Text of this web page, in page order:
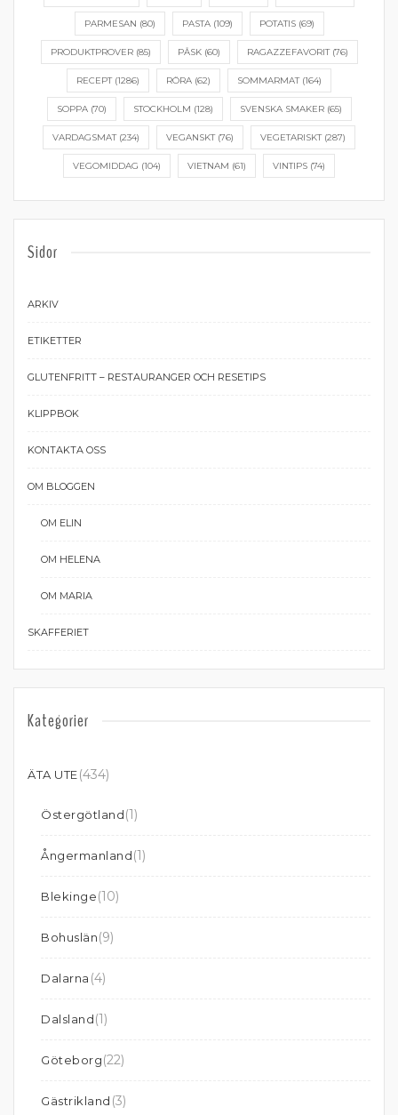
PARMESAN (80) PASTA(109) POTATIS(69)
PRODUKTPROVER(85) PÅSK(60) RAGAZZEFAVORIT(76)
RECEPT(1286) RÖRA (62) SOMMARMAT(164)
SOPPA(70) STOCKHOLM (128) SVENSKA SMAKER(65)
VARDAGSMAT(234) VEGANSKT(76) VEGETARISKT(287)
VEGOMIDDAG (104) VIETNAM (61) VINTIPS (74)
Sidor
ARKIV
ETIKETTER
GLUTENFRITT – RESTAURANGER OCH RESETIPS
KLIPPBOK
KONTAKTA OSS
OM BLOGGEN
OM ELIN
OM HELENA
OM MARIA
SKAFFERIET
Kategorier
ÄTA UTE(434)
Östergötland(1)
Ångermanland(1)
Blekinge(10)
Bohuslän(9)
Dalarna (4)
Dalsland(1)
Göteborg(22)
Gästrikland (3)